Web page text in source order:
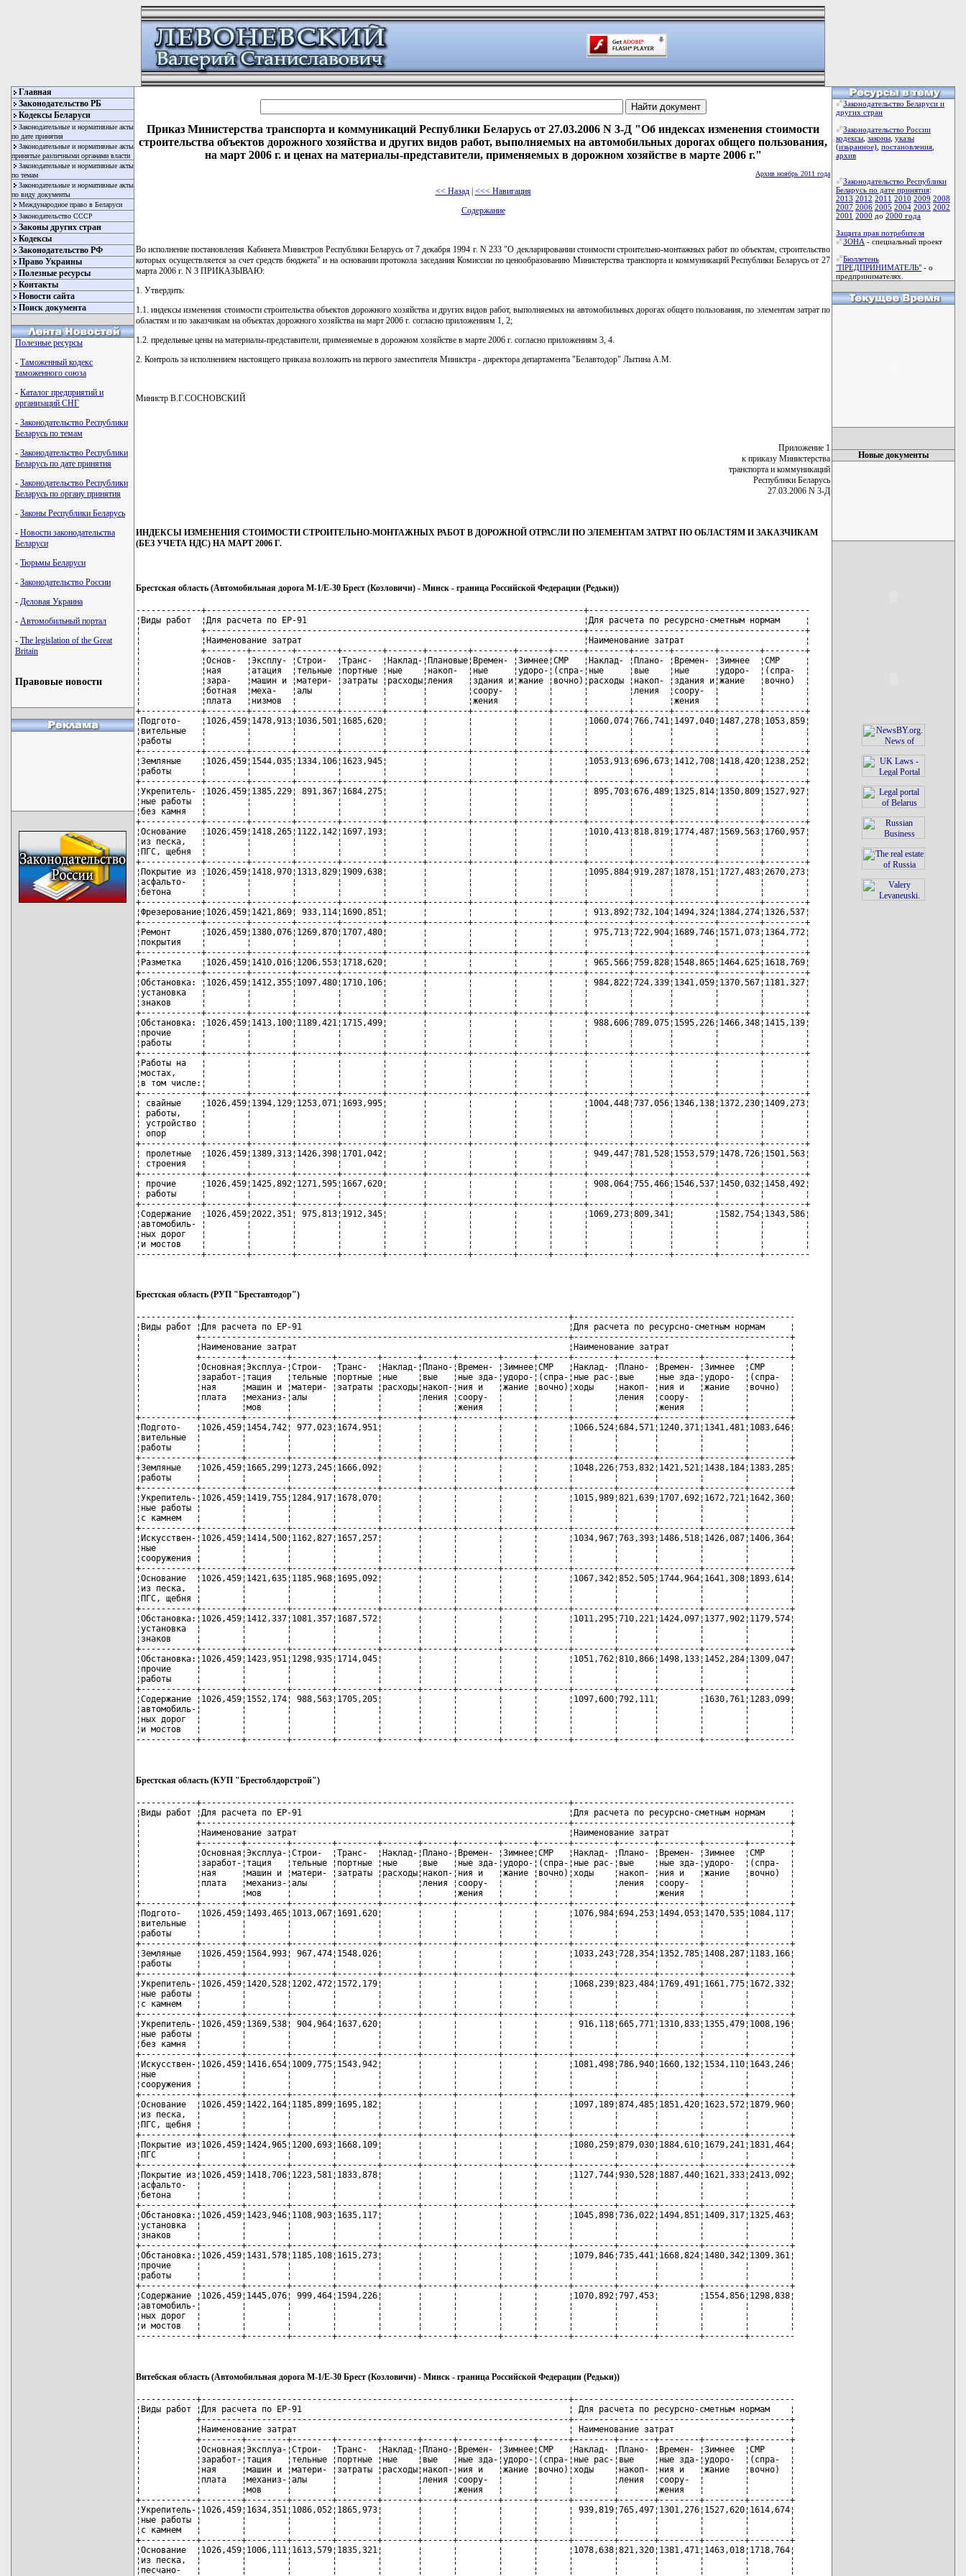
Главная
Законодательство РБ
Кодексы Беларуси
Законодательные и нормативные акты
по дате принятия
Законодательные и нормативные акты
принятые различными органами власти
Законодательные и нормативные акты
по темам
Законодательные и нормативные акты
по виду документы
Международное право в Беларуси
Законодательство СССР
Законы других стран
Кодексы
Законодательство РФ
Право Украины
Полезные ресурсы
Контакты
Новости сайта
Поиск документа
Полезные ресурсы
- Таможенный кодекс
таможенного союза
- Каталог предприятий и
организаций СНГ
- Законодательство Республики
Беларусь по темам
- Законодательство Республики
Беларусь по дате принятия
- Законодательство Республики
Беларусь по органу принятия
- Законы Республики Беларусь
- Новости законодательства
Беларуси
- Тюрьмы Беларуси
- Законодательство России
- Деловая Украина
- Автомобильный портал
- The legislation of the Great
Britain
Правовые новости
Приказ Министерства транспорта и коммуникаций Республики Беларусь от 27.03.2006 N 3-Д "Об индексах изменения стоимости
строительства объектов дорожного хозяйства и других видов работ, выполняемых на автомобильных дорогах общего пользования,
на март 2006 г. и ценах на материалы-представители, применяемых в дорожном хозяйстве в марте 2006 г."
Архив ноябрь 2011 года
<< Назад| <<< Навигация
Содержание
Во исполнение постановления Кабинета Министров Республики Беларусь от 7 декабря 1994 г. N 233 "О декларировании стоимости строительно-монтажных работ по объектам, строительство
которых осуществляется за счет средств бюджета" и на основании протокола заседания Комиссии по ценообразованию Министерства транспорта и коммуникаций Республики Беларусь от 27
марта 2006 г. N 3 ПРИКАЗЫВАЮ:
1. Утвердить:
1.1. индексы изменения стоимости строительства объектов дорожного хозяйства и других видов работ, выполняемых на автомобильных дорогах общего пользования, по элементам затрат по
областям и по заказчикам на объектах дорожного хозяйства на март 2006 г. согласно приложениям 1, 2;
1.2. предельные цены на материалы-представители, применяемые в дорожном хозяйстве в марте 2006 г. согласно приложениям 3, 4.
2. Контроль за исполнением настоящего приказа возложить на первого заместителя Министра - директора департамента "Белавтодор" Лытина А.М.
Министр В.Г.СОСНОВСКИЙ
Приложение 1
к приказу Министерства
транспорта и коммуникаций
Республики Беларусь
27.03.2006 N 3-Д
ИНДЕКСЫ ИЗМЕНЕНИЯ СТОИМОСТИ СТРОИТЕЛЬНО-МОНТАЖНЫХ РАБОТ В ДОРОЖНОЙ ОТРАСЛИ ПО ЭЛЕМЕНТАМ ЗАТРАТ ПО ОБЛАСТЯМ И ЗАКАЗЧИКАМ
(БЕЗ УЧЕТА НДС) НА МАРТ 2006 Г.
Брестская область (Автомобильная дорога М-1/Е-30 Брест (Козловичи) - Минск - граница Российской Федерации (Редьки))
-------------+---------------------------------------------------------------------------+--------------------------------------------
¦Виды работ  ¦Для расчета по ЕР-91                                                       ¦Для расчета по ресурсно-сметным нормам     ¦
¦            +---------------------------------------------------------------------------+-------------------------------------------+
¦            ¦Наименование затрат                                                        ¦Наименование затрат                        ¦
¦            +--------+--------+--------+--------+-------+--------+--------+------+------+--------+-------+--------+--------+--------+
¦            ¦Основ-  ¦Эксплу- ¦Строи-  ¦Транс-  ¦Наклад-¦Плановые¦Времен- ¦Зимнее¦СМР   ¦Наклад- ¦Плано- ¦Времен- ¦Зимнее  ¦СМР     ¦
¦            ¦ная     ¦атация  ¦тельные ¦портные ¦ные    ¦накоп-  ¦ные     ¦удоро-¦(спра-¦ные     ¦вые    ¦ные     ¦удоро-  ¦(спра-  ¦
¦            ¦зара-   ¦машин и ¦матери- ¦затраты ¦расходы¦ления   ¦здания и¦жание ¦вочно)¦расходы ¦накоп- ¦здания и¦жание   ¦вочно)  ¦
¦            ¦ботная  ¦меха-   ¦алы     ¦        ¦       ¦        ¦соору-  ¦      ¦      ¦        ¦ления  ¦соору-  ¦        ¦        ¦
¦            ¦плата   ¦низмов  ¦        ¦        ¦       ¦        ¦жения   ¦      ¦      ¦        ¦       ¦жения   ¦        ¦        ¦
+------------+--------+--------+--------+--------+-------+--------+--------+------+------+--------+-------+--------+--------+--------+
¦Подгото-    ¦1026,459¦1478,913¦1036,501¦1685,620¦       ¦        ¦        ¦      ¦      ¦1060,074¦766,741¦1497,040¦1487,278¦1053,859¦
¦вительные   ¦        ¦        ¦        ¦        ¦       ¦        ¦        ¦      ¦      ¦        ¦       ¦        ¦        ¦        ¦
¦работы      ¦        ¦        ¦        ¦        ¦       ¦        ¦        ¦      ¦      ¦        ¦       ¦        ¦        ¦        ¦
+------------+--------+--------+--------+--------+-------+--------+--------+------+------+--------+-------+--------+--------+--------+
¦Земляные    ¦1026,459¦1544,035¦1334,106¦1623,945¦       ¦        ¦        ¦      ¦      ¦1053,913¦696,673¦1412,708¦1418,420¦1238,252¦
¦работы      ¦        ¦        ¦        ¦        ¦       ¦        ¦        ¦      ¦      ¦        ¦       ¦        ¦        ¦        ¦
+------------+--------+--------+--------+--------+-------+--------+--------+------+------+--------+-------+--------+--------+--------+
¦Укрепитель- ¦1026,459¦1385,229¦ 891,367¦1684,275¦       ¦        ¦        ¦      ¦      ¦ 895,703¦676,489¦1325,814¦1350,809¦1527,927¦
¦ные работы  ¦        ¦        ¦        ¦        ¦       ¦        ¦        ¦      ¦      ¦        ¦       ¦        ¦        ¦        ¦
¦без камня   ¦        ¦        ¦        ¦        ¦       ¦        ¦        ¦      ¦      ¦        ¦       ¦        ¦        ¦        ¦
+------------+--------+--------+--------+--------+-------+--------+--------+------+------+--------+-------+--------+--------+--------+
¦Основание   ¦1026,459¦1418,265¦1122,142¦1697,193¦       ¦        ¦        ¦      ¦      ¦1010,413¦818,819¦1774,487¦1569,563¦1760,957¦
¦из песка,   ¦        ¦        ¦        ¦        ¦       ¦        ¦        ¦      ¦      ¦        ¦       ¦        ¦        ¦        ¦
¦ПГС, щебня  ¦        ¦        ¦        ¦        ¦       ¦        ¦        ¦      ¦      ¦        ¦       ¦        ¦        ¦        ¦
+------------+--------+--------+--------+--------+-------+--------+--------+------+------+--------+-------+--------+--------+--------+
¦Покрытие из ¦1026,459¦1418,970¦1313,829¦1909,638¦       ¦        ¦        ¦      ¦      ¦1095,884¦919,287¦1878,151¦1727,483¦2670,273¦
¦асфальто-   ¦        ¦        ¦        ¦        ¦       ¦        ¦        ¦      ¦      ¦        ¦       ¦        ¦        ¦        ¦
¦бетона      ¦        ¦        ¦        ¦        ¦       ¦        ¦        ¦      ¦      ¦        ¦       ¦        ¦        ¦        ¦
+------------+--------+--------+--------+--------+-------+--------+--------+------+------+--------+-------+--------+--------+--------+
¦Фрезерование¦1026,459¦1421,869¦ 933,114¦1690,851¦       ¦        ¦        ¦      ¦      ¦ 913,892¦732,104¦1494,324¦1384,274¦1326,537¦
+------------+--------+--------+--------+--------+-------+--------+--------+------+------+--------+-------+--------+--------+--------+
¦Ремонт      ¦1026,459¦1380,076¦1269,870¦1707,480¦       ¦        ¦        ¦      ¦      ¦ 975,713¦722,904¦1689,746¦1571,073¦1364,772¦
¦покрытия    ¦        ¦        ¦        ¦        ¦       ¦        ¦        ¦      ¦      ¦        ¦       ¦        ¦        ¦        ¦
+------------+--------+--------+--------+--------+-------+--------+--------+------+------+--------+-------+--------+--------+--------+
¦Разметка    ¦1026,459¦1410,016¦1206,553¦1718,620¦       ¦        ¦        ¦      ¦      ¦ 965,566¦759,828¦1548,865¦1464,625¦1618,769¦
+------------+--------+--------+--------+--------+-------+--------+--------+------+------+--------+-------+--------+--------+--------+
¦Обстановка: ¦1026,459¦1412,355¦1097,480¦1710,106¦       ¦        ¦        ¦      ¦      ¦ 984,822¦724,339¦1341,059¦1370,567¦1181,327¦
¦установка   ¦        ¦        ¦        ¦        ¦       ¦        ¦        ¦      ¦      ¦        ¦       ¦        ¦        ¦        ¦
¦знаков      ¦        ¦        ¦        ¦        ¦       ¦        ¦        ¦      ¦      ¦        ¦       ¦        ¦        ¦        ¦
+------------+--------+--------+--------+--------+-------+--------+--------+------+------+--------+-------+--------+--------+--------+
¦Обстановка: ¦1026,459¦1413,100¦1189,421¦1715,499¦       ¦        ¦        ¦      ¦      ¦ 988,606¦789,075¦1595,226¦1466,348¦1415,139¦
¦прочие      ¦        ¦        ¦        ¦        ¦       ¦        ¦        ¦      ¦      ¦        ¦       ¦        ¦        ¦        ¦
¦работы      ¦        ¦        ¦        ¦        ¦       ¦        ¦        ¦      ¦      ¦        ¦       ¦        ¦        ¦        ¦
+------------+--------+--------+--------+--------+-------+--------+--------+------+------+--------+-------+--------+--------+--------+
¦Работы на   ¦        ¦        ¦        ¦        ¦       ¦        ¦        ¦      ¦      ¦        ¦       ¦        ¦        ¦        ¦
¦мостах,     ¦        ¦        ¦        ¦        ¦       ¦        ¦        ¦      ¦      ¦        ¦       ¦        ¦        ¦        ¦
¦в том числе:¦        ¦        ¦        ¦        ¦       ¦        ¦        ¦      ¦      ¦        ¦       ¦        ¦        ¦        ¦
+------------+--------+--------+--------+--------+-------+--------+--------+------+------+--------+-------+--------+--------+--------+
¦ свайные    ¦1026,459¦1394,129¦1253,071¦1693,995¦       ¦        ¦        ¦      ¦      ¦1004,448¦737,056¦1346,138¦1372,230¦1409,273¦
¦ работы,    ¦        ¦        ¦        ¦        ¦       ¦        ¦        ¦      ¦      ¦        ¦       ¦        ¦        ¦        ¦
¦ устройство ¦        ¦        ¦        ¦        ¦       ¦        ¦        ¦      ¦      ¦        ¦       ¦        ¦        ¦        ¦
¦ опор       ¦        ¦        ¦        ¦        ¦       ¦        ¦        ¦      ¦      ¦        ¦       ¦        ¦        ¦        ¦
+------------+--------+--------+--------+--------+-------+--------+--------+------+------+--------+-------+--------+--------+--------+
¦ пролетные  ¦1026,459¦1389,313¦1426,398¦1701,042¦       ¦        ¦        ¦      ¦      ¦ 949,447¦781,528¦1553,579¦1478,726¦1501,563¦
¦ строения   ¦        ¦        ¦        ¦        ¦       ¦        ¦        ¦      ¦      ¦        ¦       ¦        ¦        ¦        ¦
+------------+--------+--------+--------+--------+-------+--------+--------+------+------+--------+-------+--------+--------+--------+
¦ прочие     ¦1026,459¦1425,892¦1271,595¦1667,620¦       ¦        ¦        ¦      ¦      ¦ 908,064¦755,466¦1546,537¦1450,032¦1458,492¦
¦ работы     ¦        ¦        ¦        ¦        ¦       ¦        ¦        ¦      ¦      ¦        ¦       ¦        ¦        ¦        ¦
+------------+--------+--------+--------+--------+-------+--------+--------+------+------+--------+-------+--------+--------+--------+
¦Содержание  ¦1026,459¦2022,351¦ 975,813¦1912,345¦       ¦        ¦        ¦      ¦      ¦1069,273¦809,341¦        ¦1582,754¦1343,586¦
¦автомобиль- ¦        ¦        ¦        ¦        ¦       ¦        ¦        ¦      ¦      ¦        ¦       ¦        ¦        ¦        ¦
¦ных дорог   ¦        ¦        ¦        ¦        ¦       ¦        ¦        ¦      ¦      ¦        ¦       ¦        ¦        ¦        ¦
¦и мостов    ¦        ¦        ¦        ¦        ¦       ¦        ¦        ¦      ¦      ¦        ¦       ¦        ¦        ¦        ¦
-------------+--------+--------+--------+--------+-------+--------+--------+------+------+--------+-------+--------+--------+---------
Брестская область (РУП "Бреставтодор")
------------+-------------------------------------------------------------------------+--------------------------------------------
¦Виды работ ¦Для расчета по ЕР-91                                                     ¦Для расчета по ресурсно-сметным нормам     ¦
¦           +-------------------------------------------------------------------------+-------------------------------------------+
¦           ¦Наименование затрат                                                      ¦Наименование затрат                        ¦
¦           +--------+--------+--------+--------+-------+------+--------+------+------+--------+-------+--------+--------+--------+
¦           ¦Основная¦Эксплуа-¦Строи-  ¦Транс-  ¦Наклад-¦Плано-¦Времен- ¦Зимнее¦СМР   ¦Наклад- ¦Плано- ¦Времен- ¦Зимнее  ¦СМР     ¦
¦           ¦заработ-¦тация   ¦тельные ¦портные ¦ные    ¦вые   ¦ные зда-¦удоро-¦(спра-¦ные рас-¦вые    ¦ные зда-¦удоро-  ¦(спра-  ¦
¦           ¦ная     ¦машин и ¦матери- ¦затраты ¦расходы¦накоп-¦ния и   ¦жание ¦вочно)¦ходы    ¦накоп- ¦ния и   ¦жание   ¦вочно)  ¦
¦           ¦плата   ¦механиз-¦алы     ¦        ¦       ¦ления ¦соору-  ¦      ¦      ¦        ¦ления  ¦соору-  ¦        ¦        ¦
¦           ¦        ¦мов     ¦        ¦        ¦       ¦      ¦жения   ¦      ¦      ¦        ¦       ¦жения   ¦        ¦        ¦
+-----------+--------+--------+--------+--------+-------+------+--------+------+------+--------+-------+--------+--------+--------+
¦Подгото-   ¦1026,459¦1454,742¦ 977,023¦1674,951¦       ¦      ¦        ¦      ¦      ¦1066,524¦684,571¦1240,371¦1341,481¦1083,646¦
¦вительные  ¦        ¦        ¦        ¦        ¦       ¦      ¦        ¦      ¦      ¦        ¦       ¦        ¦        ¦        ¦
¦работы     ¦        ¦        ¦        ¦        ¦       ¦      ¦        ¦      ¦      ¦        ¦       ¦        ¦        ¦        ¦
+-----------+--------+--------+--------+--------+-------+------+--------+------+------+--------+-------+--------+--------+--------+
¦Земляные   ¦1026,459¦1665,299¦1273,245¦1666,092¦       ¦      ¦        ¦      ¦      ¦1048,226¦753,832¦1421,521¦1438,184¦1383,285¦
¦работы     ¦        ¦        ¦        ¦        ¦       ¦      ¦        ¦      ¦      ¦        ¦       ¦        ¦        ¦        ¦
+-----------+--------+--------+--------+--------+-------+------+--------+------+------+--------+-------+--------+--------+--------+
¦Укрепитель-¦1026,459¦1419,755¦1284,917¦1678,070¦       ¦      ¦        ¦      ¦      ¦1015,989¦821,639¦1707,692¦1672,721¦1642,360¦
¦ные работы ¦        ¦        ¦        ¦        ¦       ¦      ¦        ¦      ¦      ¦        ¦       ¦        ¦        ¦        ¦
¦с камнем   ¦        ¦        ¦        ¦        ¦       ¦      ¦        ¦      ¦      ¦        ¦       ¦        ¦        ¦        ¦
+-----------+--------+--------+--------+--------+-------+------+--------+------+------+--------+-------+--------+--------+--------+
¦Искусствен-¦1026,459¦1414,500¦1162,827¦1657,257¦       ¦      ¦        ¦      ¦      ¦1034,967¦763,393¦1486,518¦1426,087¦1406,364¦
¦ные        ¦        ¦        ¦        ¦        ¦       ¦      ¦        ¦      ¦      ¦        ¦       ¦        ¦        ¦        ¦
¦сооружения ¦        ¦        ¦        ¦        ¦       ¦      ¦        ¦      ¦      ¦        ¦       ¦        ¦        ¦        ¦
+-----------+--------+--------+--------+--------+-------+------+--------+------+------+--------+-------+--------+--------+--------+
¦Основание  ¦1026,459¦1421,635¦1185,968¦1695,092¦       ¦      ¦        ¦      ¦      ¦1067,342¦852,505¦1744,964¦1641,308¦1893,614¦
¦из песка,  ¦        ¦        ¦        ¦        ¦       ¦      ¦        ¦      ¦      ¦        ¦       ¦        ¦        ¦        ¦
¦ПГС, щебня ¦        ¦        ¦        ¦        ¦       ¦      ¦        ¦      ¦      ¦        ¦       ¦        ¦        ¦        ¦
+-----------+--------+--------+--------+--------+-------+------+--------+------+------+--------+-------+--------+--------+--------+
¦Обстановка:¦1026,459¦1412,337¦1081,357¦1687,572¦       ¦      ¦        ¦      ¦      ¦1011,295¦710,221¦1424,097¦1377,902¦1179,574¦
¦установка  ¦        ¦        ¦        ¦        ¦       ¦      ¦        ¦      ¦      ¦        ¦       ¦        ¦        ¦        ¦
¦знаков     ¦        ¦        ¦        ¦        ¦       ¦      ¦        ¦      ¦      ¦        ¦       ¦        ¦        ¦        ¦
+-----------+--------+--------+--------+--------+-------+------+--------+------+------+--------+-------+--------+--------+--------+
¦Обстановка:¦1026,459¦1423,951¦1298,935¦1714,045¦       ¦      ¦        ¦      ¦      ¦1051,762¦810,866¦1498,133¦1452,284¦1309,047¦
¦прочие     ¦        ¦        ¦        ¦        ¦       ¦      ¦        ¦      ¦      ¦        ¦       ¦        ¦        ¦        ¦
¦работы     ¦        ¦        ¦        ¦        ¦       ¦      ¦        ¦      ¦      ¦        ¦       ¦        ¦        ¦        ¦
+-----------+--------+--------+--------+--------+-------+------+--------+------+------+--------+-------+--------+--------+--------+
¦Содержание ¦1026,459¦1552,174¦ 988,563¦1705,205¦       ¦      ¦        ¦      ¦      ¦1097,600¦792,111¦        ¦1630,761¦1283,099¦
¦автомобиль-¦        ¦        ¦        ¦        ¦       ¦      ¦        ¦      ¦      ¦        ¦       ¦        ¦        ¦        ¦
¦ных дорог  ¦        ¦        ¦        ¦        ¦       ¦      ¦        ¦      ¦      ¦        ¦       ¦        ¦        ¦        ¦
¦и мостов   ¦        ¦        ¦        ¦        ¦       ¦      ¦        ¦      ¦      ¦        ¦       ¦        ¦        ¦        ¦
------------+--------+--------+--------+--------+-------+------+--------+------+------+--------+-------+--------+--------+---------
Брестская область (КУП "Брестоблдорстрой")
------------+-------------------------------------------------------------------------+--------------------------------------------
¦Виды работ ¦Для расчета по ЕР-91                                                     ¦Для расчета по ресурсно-сметным нормам     ¦
¦           +-------------------------------------------------------------------------+-------------------------------------------+
¦           ¦Наименование затрат                                                      ¦Наименование затрат                        ¦
¦           +--------+--------+--------+--------+-------+------+--------+------+------+--------+-------+--------+--------+--------+
¦           ¦Основная¦Эксплуа-¦Строи-  ¦Транс-  ¦Наклад-¦Плано-¦Времен- ¦Зимнее¦СМР   ¦Наклад- ¦Плано- ¦Времен- ¦Зимнее  ¦СМР     ¦
¦           ¦заработ-¦тация   ¦тельные ¦портные ¦ные    ¦вые   ¦ные зда-¦удоро-¦(спра-¦ные рас-¦вые    ¦ные зда-¦удоро-  ¦(спра-  ¦
¦           ¦ная     ¦машин и ¦матери- ¦затраты ¦расходы¦накоп-¦ния и   ¦жание ¦вочно)¦ходы    ¦накоп- ¦ния и   ¦жание   ¦вочно)  ¦
¦           ¦плата   ¦механиз-¦алы     ¦        ¦       ¦ления ¦соору-  ¦      ¦      ¦        ¦ления  ¦соору-  ¦        ¦        ¦
¦           ¦        ¦мов     ¦        ¦        ¦       ¦      ¦жения   ¦      ¦      ¦        ¦       ¦жения   ¦        ¦        ¦
+-----------+--------+--------+--------+--------+-------+------+--------+------+------+--------+-------+--------+--------+--------+
¦Подгото-   ¦1026,459¦1493,465¦1013,067¦1691,620¦       ¦      ¦        ¦      ¦      ¦1076,984¦694,253¦1494,053¦1470,535¦1084,117¦
¦вительные  ¦        ¦        ¦        ¦        ¦       ¦      ¦        ¦      ¦      ¦        ¦       ¦        ¦        ¦        ¦
¦работы     ¦        ¦        ¦        ¦        ¦       ¦      ¦        ¦      ¦      ¦        ¦       ¦        ¦        ¦        ¦
+-----------+--------+--------+--------+--------+-------+------+--------+------+------+--------+-------+--------+--------+--------+
¦Земляные   ¦1026,459¦1564,993¦ 967,474¦1548,026¦       ¦      ¦        ¦      ¦      ¦1033,243¦728,354¦1352,785¦1408,287¦1183,166¦
¦работы     ¦        ¦        ¦        ¦        ¦       ¦      ¦        ¦      ¦      ¦        ¦       ¦        ¦        ¦        ¦
+-----------+--------+--------+--------+--------+-------+------+--------+------+------+--------+-------+--------+--------+--------+
¦Укрепитель-¦1026,459¦1420,528¦1202,472¦1572,179¦       ¦      ¦        ¦      ¦      ¦1068,239¦823,484¦1769,491¦1661,775¦1672,332¦
¦ные работы ¦        ¦        ¦        ¦        ¦       ¦      ¦        ¦      ¦      ¦        ¦       ¦        ¦        ¦        ¦
¦с камнем   ¦        ¦        ¦        ¦        ¦       ¦      ¦        ¦      ¦      ¦        ¦       ¦        ¦        ¦        ¦
+-----------+--------+--------+--------+--------+-------+------+--------+------+------+--------+-------+--------+--------+--------+
¦Укрепитель-¦1026,459¦1369,538¦ 904,964¦1637,620¦       ¦      ¦        ¦      ¦      ¦ 916,118¦665,771¦1310,833¦1355,479¦1008,196¦
¦ные работы ¦        ¦        ¦        ¦        ¦       ¦      ¦        ¦      ¦      ¦        ¦       ¦        ¦        ¦        ¦
¦без камня  ¦        ¦        ¦        ¦        ¦       ¦      ¦        ¦      ¦      ¦        ¦       ¦        ¦        ¦        ¦
+-----------+--------+--------+--------+--------+-------+------+--------+------+------+--------+-------+--------+--------+--------+
¦Искусствен-¦1026,459¦1416,654¦1009,775¦1543,942¦       ¦      ¦        ¦      ¦      ¦1081,498¦786,940¦1660,132¦1534,110¦1643,246¦
¦ные        ¦        ¦        ¦        ¦        ¦       ¦      ¦        ¦      ¦      ¦        ¦       ¦        ¦        ¦        ¦
¦сооружения ¦        ¦        ¦        ¦        ¦       ¦      ¦        ¦      ¦      ¦        ¦       ¦        ¦        ¦        ¦
+-----------+--------+--------+--------+--------+-------+------+--------+------+------+--------+-------+--------+--------+--------+
¦Основание  ¦1026,459¦1422,164¦1185,899¦1695,182¦       ¦      ¦        ¦      ¦      ¦1097,189¦874,485¦1851,420¦1623,572¦1879,960¦
¦из песка,  ¦        ¦        ¦        ¦        ¦       ¦      ¦        ¦      ¦      ¦        ¦       ¦        ¦        ¦        ¦
¦ПГС, щебня ¦        ¦        ¦        ¦        ¦       ¦      ¦        ¦      ¦      ¦        ¦       ¦        ¦        ¦        ¦
+-----------+--------+--------+--------+--------+-------+------+--------+------+------+--------+-------+--------+--------+--------+
¦Покрытие из¦1026,459¦1424,965¦1200,693¦1668,109¦       ¦      ¦        ¦      ¦      ¦1080,259¦879,030¦1884,610¦1679,241¦1831,464¦
¦ПГС        ¦        ¦        ¦        ¦        ¦       ¦      ¦        ¦      ¦      ¦        ¦       ¦        ¦        ¦        ¦
+-----------+--------+--------+--------+--------+-------+------+--------+------+------+--------+-------+--------+--------+--------+
¦Покрытие из¦1026,459¦1418,706¦1223,581¦1833,878¦       ¦      ¦        ¦      ¦      ¦1127,744¦930,528¦1887,440¦1621,333¦2413,092¦
¦асфальто-  ¦        ¦        ¦        ¦        ¦       ¦      ¦        ¦      ¦      ¦        ¦       ¦        ¦        ¦        ¦
¦бетона     ¦        ¦        ¦        ¦        ¦       ¦      ¦        ¦      ¦      ¦        ¦       ¦        ¦        ¦        ¦
+-----------+--------+--------+--------+--------+-------+------+--------+------+------+--------+-------+--------+--------+--------+
¦Обстановка:¦1026,459¦1423,946¦1108,903¦1635,117¦       ¦      ¦        ¦      ¦      ¦1045,898¦736,022¦1494,851¦1409,317¦1325,463¦
¦установка  ¦        ¦        ¦        ¦        ¦       ¦      ¦        ¦      ¦      ¦        ¦       ¦        ¦        ¦        ¦
¦знаков     ¦        ¦        ¦        ¦        ¦       ¦      ¦        ¦      ¦      ¦        ¦       ¦        ¦        ¦        ¦
+-----------+--------+--------+--------+--------+-------+------+--------+------+------+--------+-------+--------+--------+--------+
¦Обстановка:¦1026,459¦1431,578¦1185,108¦1615,273¦       ¦      ¦        ¦      ¦      ¦1079,846¦735,441¦1668,824¦1480,342¦1309,361¦
¦прочие     ¦        ¦        ¦        ¦        ¦       ¦      ¦        ¦      ¦      ¦        ¦       ¦        ¦        ¦        ¦
¦работы     ¦        ¦        ¦        ¦        ¦       ¦      ¦        ¦      ¦      ¦        ¦       ¦        ¦        ¦        ¦
+-----------+--------+--------+--------+--------+-------+------+--------+------+------+--------+-------+--------+--------+--------+
¦Содержание ¦1026,459¦1445,076¦ 999,464¦1594,226¦       ¦      ¦        ¦      ¦      ¦1070,892¦797,453¦        ¦1554,856¦1298,838¦
¦автомобиль-¦        ¦        ¦        ¦        ¦       ¦      ¦        ¦      ¦      ¦        ¦       ¦        ¦        ¦        ¦
¦ных дорог  ¦        ¦        ¦        ¦        ¦       ¦      ¦        ¦      ¦      ¦        ¦       ¦        ¦        ¦        ¦
¦и мостов   ¦        ¦        ¦        ¦        ¦       ¦      ¦        ¦      ¦      ¦        ¦       ¦        ¦        ¦        ¦
------------+--------+--------+--------+--------+-------+------+--------+------+------+--------+-------+--------+--------+---------
Витебская область (Автомобильная дорога М-1/Е-30 Брест (Козловичи) - Минск - граница Российской Федерации (Редьки))
------------+-------------------------------------------------------------------------+--------------------------------------------
¦Виды работ ¦Для расчета по ЕР-91                                                     ¦ Для расчета по ресурсно-сметным нормам    ¦
¦           +-------------------------------------------------------------------------+-------------------------------------------+
¦           ¦Наименование затрат                                                      ¦ Наименование затрат                       ¦
¦           +--------+--------+--------+--------+-------+------+--------+------+------+--------+-------+--------+--------+--------+
¦           ¦Основная¦Эксплуа-¦Строи-  ¦Транс-  ¦Наклад-¦Плано-¦Времен- ¦Зимнее¦СМР   ¦Наклад- ¦Плано- ¦Времен- ¦Зимнее  ¦СМР     ¦
¦           ¦заработ-¦тация   ¦тельные ¦портные ¦ные    ¦вые   ¦ные зда-¦удоро-¦(спра-¦ные рас-¦вые    ¦ные зда-¦удоро-  ¦(спра-  ¦
¦           ¦ная     ¦машин и ¦матери- ¦затраты ¦расходы¦накоп-¦ния и   ¦жание ¦вочно)¦ходы    ¦накоп- ¦ния и   ¦жание   ¦вочно)  ¦
¦           ¦плата   ¦механиз-¦алы     ¦        ¦       ¦ления ¦соору-  ¦      ¦      ¦        ¦ления  ¦соору-  ¦        ¦        ¦
¦           ¦        ¦мов     ¦        ¦        ¦       ¦      ¦жения   ¦      ¦      ¦        ¦       ¦жения   ¦        ¦        ¦
+-----------+--------+--------+--------+--------+-------+------+--------+------+------+--------+-------+--------+--------+--------+
¦Укрепитель-¦1026,459¦1634,351¦1086,052¦1865,973¦       ¦      ¦        ¦      ¦      ¦ 939,819¦765,497¦1301,276¦1527,620¦1614,674¦
¦ные работы ¦        ¦        ¦        ¦        ¦       ¦      ¦        ¦      ¦      ¦        ¦       ¦        ¦        ¦        ¦
¦с камнем   ¦        ¦        ¦        ¦        ¦       ¦      ¦        ¦      ¦      ¦        ¦       ¦        ¦        ¦        ¦
+-----------+--------+--------+--------+--------+-------+------+--------+------+------+--------+-------+--------+--------+--------+
¦Основание  ¦1026,459¦1006,111¦1613,579¦1835,321¦       ¦      ¦        ¦      ¦      ¦1078,638¦821,320¦1381,471¦1463,018¦1718,764¦
¦из песка,  ¦        ¦        ¦        ¦        ¦       ¦      ¦        ¦      ¦      ¦        ¦       ¦        ¦        ¦        ¦
¦песчано-   ¦        ¦        ¦        ¦        ¦       ¦      ¦        ¦      ¦      ¦        ¦       ¦        ¦        ¦        ¦
Законодательство Беларуси и
других стран
Законодательство России
кодексы законы указы
(изьранное) постановления
архив
Законодательство Республики
Беларусь по дате принятия:
2013 2012 2011 2010 2009 2008
2007 2006 2005 2004 2003 2002
2001 2000 до 2000 года
Защита прав потребителя
ЗОНА - специальный проект
Бюллетень
"ПРЕДПРИНИМАТЕЛЬ" - о
предпринимателях.
Новые документы